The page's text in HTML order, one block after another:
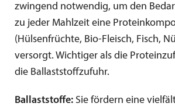
zwingend notwendig, um den
zu jeder Mahlzeit eine
(Hülsenfrüchte, Bio-Fleisch, Fisch,
versorgt. Wichtiger als die
die Ballaststoffzufuhr.
Ballaststoffe: Sie fördern eine